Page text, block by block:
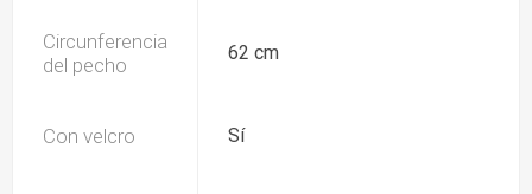
Circunferencia
del pecho
62 cm
Con velcro Sí